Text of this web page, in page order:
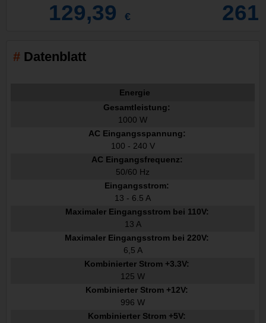
129,39 €
Datenblatt
Energie
Gesamtleistung:
1000 W
AC Eingangsspannung:
100 - 240 V
AC Eingangsfrequenz:
50/60 Hz
Eingangsstrom:
13 - 6.5 A
Maximaler Eingangsstrom bei 110V:
13 A
Maximaler Eingangsstrom bei 220V:
6,5 A
Kombinierter Strom +3.3V:
125 W
Kombinierter Strom +12V:
996 W
Kombinierter Strom +5V: